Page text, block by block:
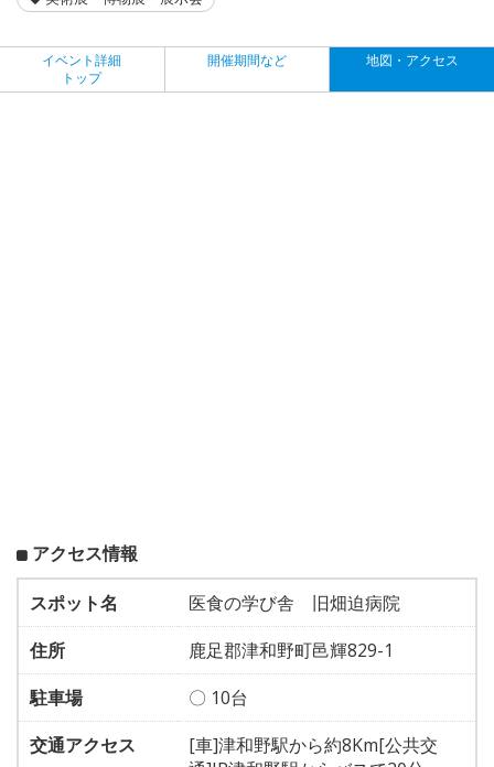
イベント詳細
トップ
開催期間など 地図・アクセス
アクセス情報
スポット名
医食の学び舎 旧畑迫病院
住所
鹿足郡津和野町邑輝829-1
駐車場
〇 10台
交通アクセス
[車]津和野駅から約8Km[公共交